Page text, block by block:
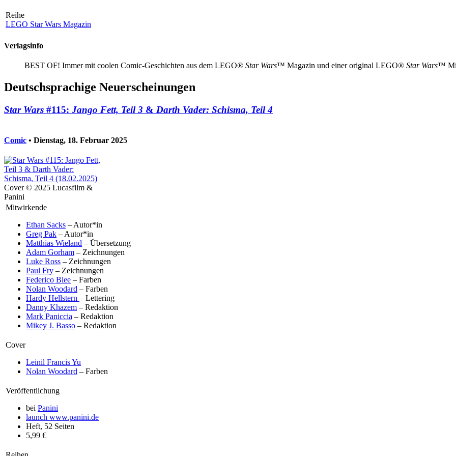
Reihe
LEGO Star Wars Magazin
Verlagsinfo
BEST OF! Immer mit coolen Comic-Geschichten aus dem LEGO® Star Wars™ Magazin und einer original LEGO® Star Wars™
Deutschsprachige Neuerscheinungen
Star Wars #115: Jango Fett, Teil 3 & Darth Vader: Schisma, Teil 4
Comic • Dienstag, 18. Februar 2025
Cover © 2025 Lucasfilm &
Panini
Mitwirkende
Ethan Sacks – Autor*in
Greg Pak – Autor*in
Matthias Wieland – Übersetzung
Adam Gorham – Zeichnungen
Luke Ross – Zeichnungen
Paul Fry – Zeichnungen
Federico Blee – Farben
Nolan Woodard – Farben
Hardy Hellstern – Lettering
Danny Khazem – Redaktion
Mark Paniccia – Redaktion
Mikey J. Basso – Redaktion
Cover
Leinil Francis Yu
Nolan Woodard – Farben
Veröffentlichung
bei Panini
launch www.panini.de
Heft, 52 Seiten
5,99 €